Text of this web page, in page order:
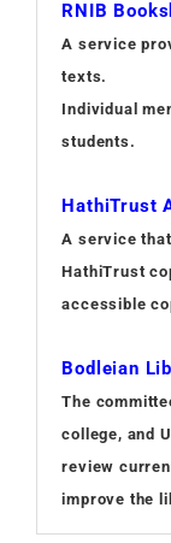
RNIB
A service
texts.
Individual
students.
HathiTrust
A service
HathiTrust
accessible
Bodleian
The
college, and
review
improve the